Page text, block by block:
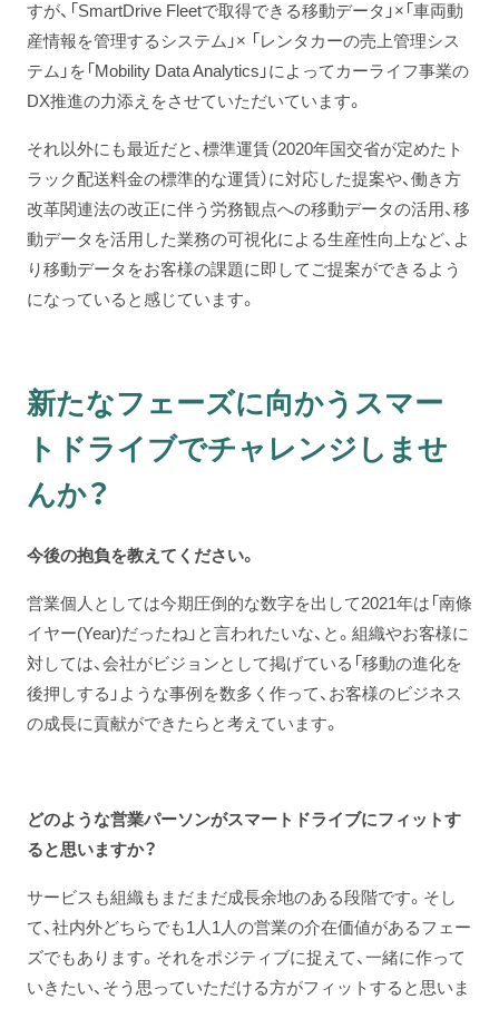
すが、「SmartDrive Fleetで取得できる移動データ」×「車両動
産情報を管理するシステム」× 「レンタカーの売上管理シス
テム」を「Mobility Data Analytics」によってカーライフ事業の
DX推進の力添えをさせていただいています。
それ以外にも最近だと、標準運賃（2020年国交省が定めたト
ラック配送料金の標準的な運賃）に対応した提案や、働き方
改革関連法の改正に伴う労務観点への移動データの活用、移
動データを活用した業務の可視化による生産性向上など、よ
り移動データをお客様の課題に即してご提案ができるよう
になっていると感じています。
新たなフェーズに向かうスマー
トドライブでチャレンジしませ
んか？
今後の抱負を教えてください。
営業個人としては今期圧倒的な数字を出して2021年は「南條
イヤー(Year)だったね」と言われたいな、と。組織やお客様に
対しては、会社がビジョンとして掲げている「移動の進化を
後押しする」ような事例を数多く作って、お客様のビジネス
の成長に貢献ができたらと考えています。
どのような営業パーソンがスマートドライブにフィットす
ると思いますか？
サービスも組織もまだまだ成長余地のある段階です。そし
て、社内外どちらでも1人1人の営業の介在価値があるフェー
ズでもあります。それをポジティブに捉えて、一緒に作って
いきたい、そう思っていただける方がフィットすると思いま